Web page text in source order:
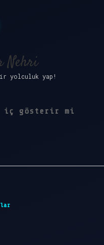
Nehri
yolculuk yap!
iç gösterir mi